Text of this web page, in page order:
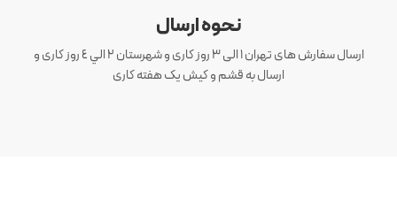
نحوه ارسال
ارسال سفارش های تهران 1 الی 3 روز کاری و شهرستان ٢ الي ٤ روز کاری و
ارسال به قشم و کیش یک هفته کاری